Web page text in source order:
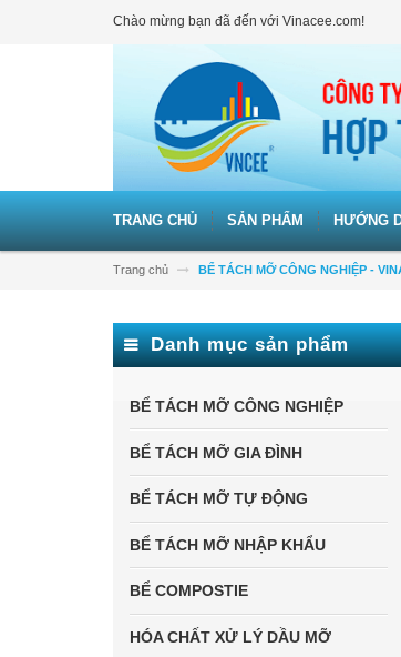
Chào mừng bạn đã đến với Vinacee.com!
TRANG CHỦ SẢN PHẨM HƯỚNG
Trang chủ BỂ TÁCH MỠ CÔNG NGHIỆP -
Danh mục sản phẩm
BỂ TÁCH MỠ CÔNG NGHIỆP
BỂ TÁCH MỠ GIA ĐÌNH
BỂ TÁCH MỠ TỰ ĐỘNG
BỂ TÁCH MỠ NHẬP KHẨU
BỂ COMPOSTIE
HÓA CHẤT XỬ LÝ DẦU MỠ